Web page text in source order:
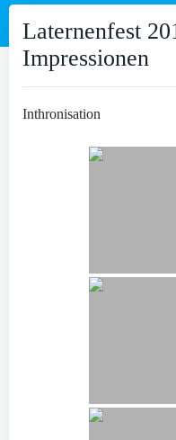
Laternenfest
Impressionen
Inthronisation